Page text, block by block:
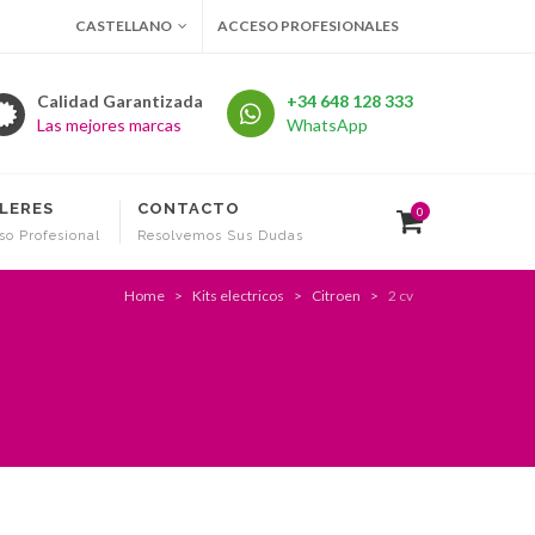
CASTELLANO ACCESO PROFESIONALES
Calidad Garantizada
Las mejores marcas
+34 648 128 333
WhatsApp
Profesional
CONTACTO
Resolvemos Sus Dudas
0
Home Kits electricos Citroen 2 cv